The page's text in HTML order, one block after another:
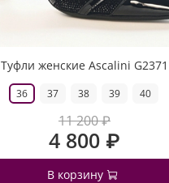
Туфли женские Ascalini G2371
36 37 38 39 40
11 200 ₽
4 800 ₽
В корзину